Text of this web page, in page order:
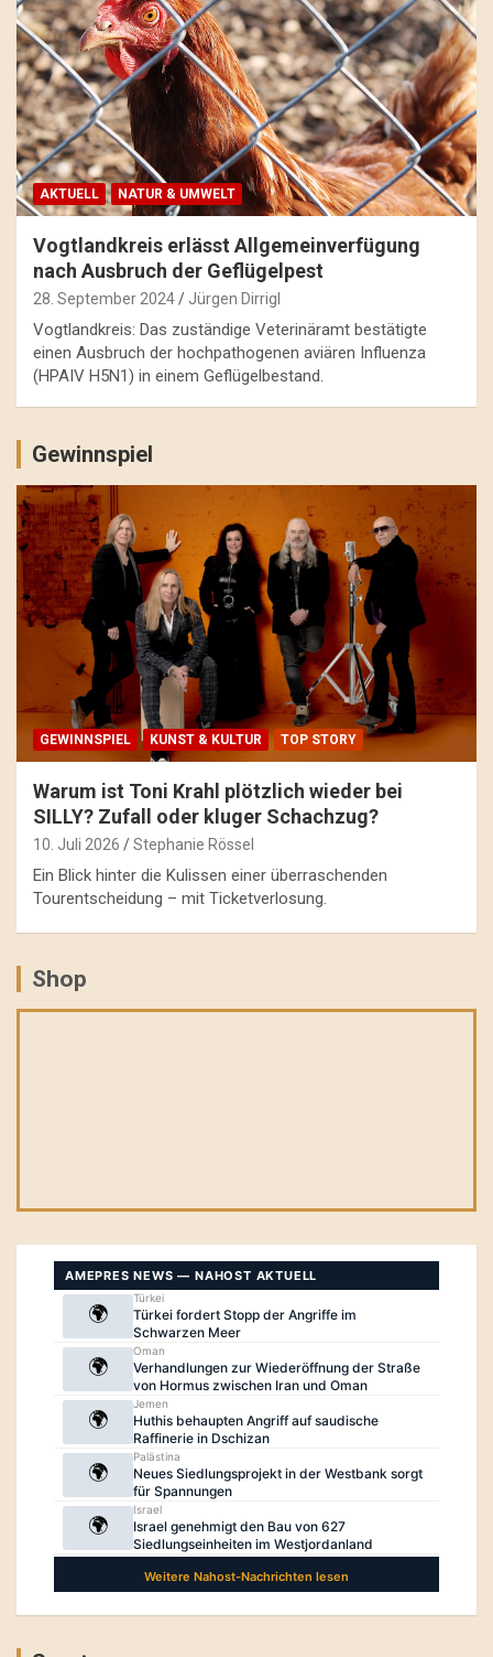
AKTUELL NATUR & UMWELT
Vogtlandkreis erlässt Allgemeinverfügung
nach Ausbruch der Geflügelpest
28. September 2024 Jürgen Dirrigl
Vogtlandkreis: Das zuständige Veterinäramt bestätigte
einen Ausbruch der hochpathogenen aviären Influenza
(HPAIV H5N1) in einem Geflügelbestand.
Gewinnspiel
GEWINNSPIEL KUNST & KULTUR TOP STORY
Warum ist Toni Krahl plötzlich wieder bei
SILLY? Zufall oder kluger Schachzug?
10. Juli 2026 Stephanie Rössel
Ein Blick hinter die Kulissen einer überraschenden
Tourentscheidung – mit Ticketverlosung.
Shop